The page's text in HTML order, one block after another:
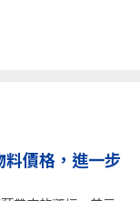
價格，進一步